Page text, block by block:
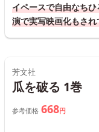
イペースで自由なち
演で実写映画化もさ
芳文社
瓜を破る 1巻
参考価格 668円